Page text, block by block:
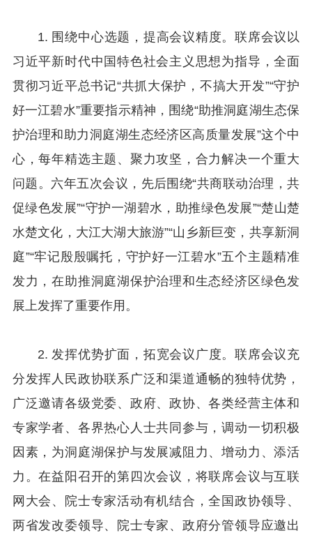
1. 围绕中心选题，提高会议精度。联席会议以
习近平新时代中国特色社会主义思想为指导，全面
贯彻习近平总书记“共抓大保护，不搞大开发”“守护
好一江碧水”重要指示精神，围绕“助推洞庭湖生态保
护治理和助力洞庭湖生态经济区高质量发展”这个中
心，每年精选主题、聚力攻坚，合力解决一个重大
问题。六年五次会议，先后围绕“共商联动治理，共
促绿色发展”“守护一湖碧水，助推绿色发展”“楚山楚
水楚文化，大江大湖大旅游”“山乡新巨变，共享新洞
庭”“牢记殷殷嘱托，守护好一江碧水”五个主题精准
发力，在助推洞庭湖保护治理和生态经济区绿色发
展上发挥了重要作用。
2. 发挥优势扩面，拓宽会议广度。联席会议充
分发挥人民政协联系广泛和渠道通畅的独特优势，
广泛邀请各级党委、政府、政协、各类经营主体和
专家学者、各界热心人士共同参与，调动一切积极
因素，为洞庭湖保护与发展减阻力、增动力、添活
力。在益阳召开的第四次会议，将联席会议与互联
网大会、院士专家活动有机结合，全国政协领导、
两省发改委领导、院士专家、政府分管领导应邀出